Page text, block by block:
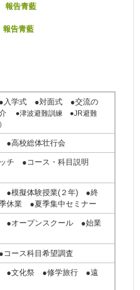
報告青藍
報告青藍
入学式 ●対面式 ●交流の
●津波避難訓練 ●JR避難
●高校総体壮行会
チ ●コース・科目説明
●模擬体験授業(２年) ●終
休業 ●夏季集中セミナー
●オープンスクール ●始業
ース科目希望調査
●文化祭 ●修学旅行 ●遠